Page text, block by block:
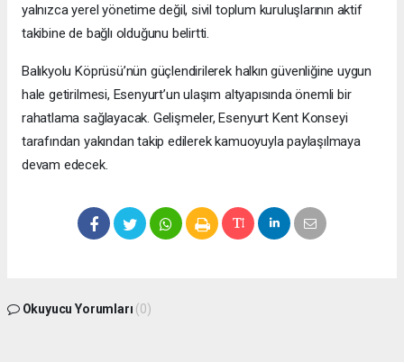
yalnızca yerel yönetime değil, sivil toplum kuruluşlarının aktif
takibine de bağlı olduğunu belirtti.
Balıkyolu Köprüsü’nün güçlendirilerek halkın güvenliğine uygun
hale getirilmesi, Esenyurt’un ulaşım altyapısında önemli bir
rahatlama sağlayacak. Gelişmeler, Esenyurt Kent Konseyi
tarafından yakından takip edilerek kamuoyuyla paylaşılmaya
devam edecek.
Okuyucu Yorumları (0)